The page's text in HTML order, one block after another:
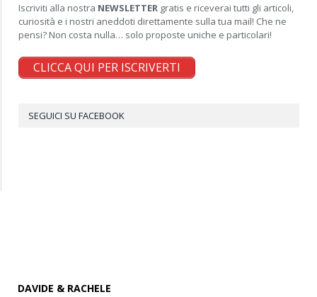
Iscriviti alla nostra NEWSLETTER gratis e riceverai tutti gli articoli,
curiosità e i nostri aneddoti direttamente sulla tua mail! Che ne
pensi? Non costa nulla… solo proposte uniche e particolari!
CLICCA QUI PER ISCRIVERTI
SEGUICI SU FACEBOOK
DAVIDE & RACHELE